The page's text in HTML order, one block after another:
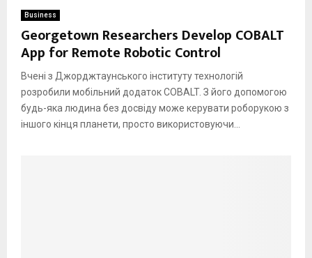
Business
Georgetown Researchers Develop COBALT
App for Remote Robotic Control
Вчені з Джорджтаунського інституту технологій
розробили мобільний додаток COBALT. З його допомогою
будь-яка людина без досвіду може керувати роборукою з
іншого кінця планети, просто використовуючи...